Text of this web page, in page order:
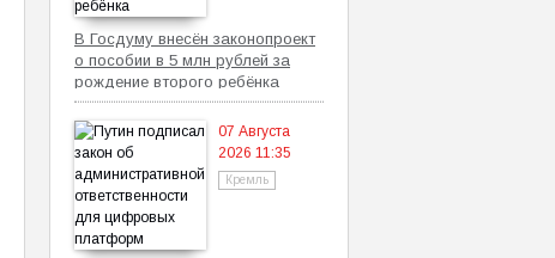
В Госдуму внесён законопроект
о пособии в 5 млн рублей за
рождение второго ребёнка
07 Августа
2026 11:35
Кремль